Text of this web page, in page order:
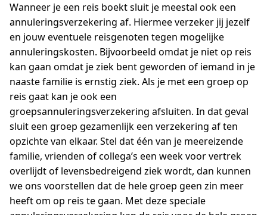
Wanneer je een reis boekt sluit je meestal ook een
annuleringsverzekering af. Hiermee verzeker jij jezelf
en jouw eventuele reisgenoten tegen mogelijke
annuleringskosten. Bijvoorbeeld omdat je niet op reis
kan gaan omdat je ziek bent geworden of iemand in je
naaste familie is ernstig ziek. Als je met een groep op
reis gaat kan je ook een
groepsannuleringsverzekering afsluiten. In dat geval
sluit een groep gezamenlijk een verzekering af ten
opzichte van elkaar. Stel dat één van je meereizende
familie, vrienden of collega’s een week voor vertrek
overlijdt of levensbedreigend ziek wordt, dan kunnen
we ons voorstellen dat de hele groep geen zin meer
heeft om op reis te gaan. Met deze speciale